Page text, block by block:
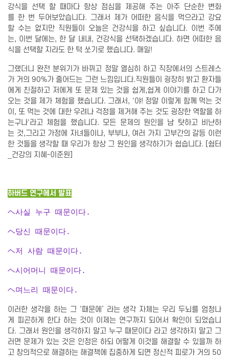
강식을 선택 할 때마다 항상 점심을 제공해 주는 아주 단순한 변화
를 한 번 두어보았습니다. 그래서 제가 어떠한 음식을 먹으라고 강요
할 수는 없지만 직원들이 오늘은 건강식을 하고 싶습니다. 이번 주에
는, 이번 달에는, 한 달 내내, 건강식을 선택하겠습니다. 하면 어떠한 음
식을 선택할 지라도 한 턱 쏘기로 했습니다. 매일!
그랬더니 완전 분위기가 바뀌고 정말 열심히 하고 직장에서의 스트레스
가 거의 90%가 줄어드는 그런 느낌입니다.직원들이 굉장히 밝고 환자들
에게 친절하고 저에게 또 문제 있는 것을 쉽게,쉽게 이야기를 하고 다가
오는 것을 제가 체험을 했습니다. 그래서, '야! 정말 이렇게 함께 먹는 것
이, 또 먹는 것에 대한 우려나 걱정을 제거해 주는 것도 굉장한 역할을 하
는구나'라고 체험을 했습니다. 모든 문제의 원인을 남 탓하고 비난하
는 것,그리고 가정에 자녀들이나, 부부나, 여러 가지 고부간의 갈등 이런
한 것들을 생각할 때 우리가 항상 그 원인을 생각하기가 쉽습니다. [쉼터
_건강의 지혜-이준원]
하버드 연구에서 발표
ヘ사실 누구 때문이다.
ヘ당신 때문이다.
ヘ저 사람 때문이다.
ヘ시어머니 때문이다.
ヘ며느리 때문이다.
이러한 생각을 하는 그 ‘때문에’ 라는 생각 자체는 우리 두뇌를 엄청나
게 피곤하게 한다 하는 것이 이제는 연구까지 되어서 확인이 되었습니
다. 그래서 원인을 생각하지 말고 누구 때문이다 라고 생각하지 말고 그
러면 문제가 있는 것은 인정은 하되 어떻게 이것을 해결할 수 있을까 하
고 창의적으로 해결하는 해결책에 집중하게 되면 정신적 피로가 거의 50